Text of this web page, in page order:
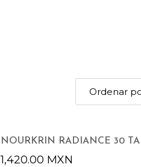
NOURKRIN RADIANCE 30
1,420.00 MXN